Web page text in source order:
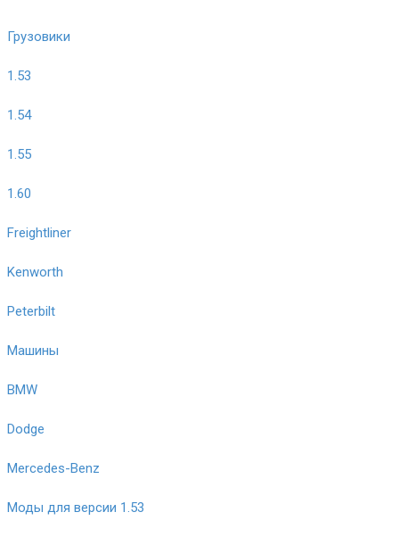
Грузовики
1.53
1.54
1.55
1.60
Freightliner
Kenworth
Peterbilt
Машины
BMW
Dodge
Mercedes-Benz
Моды для версии 1.53